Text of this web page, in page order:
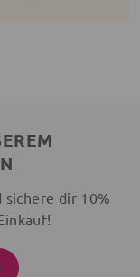
dir 10%